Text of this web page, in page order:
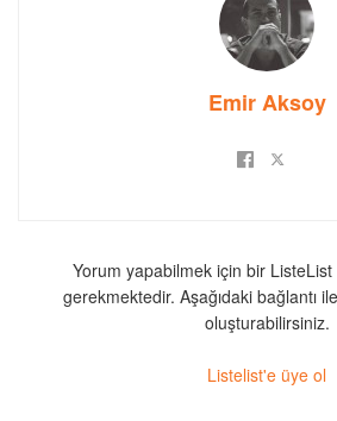
Emir Aksoy
Yorum yapabilmek için bir ListeList
gerekmektedir. Aşağıdaki bağlantı
oluşturabilirsiniz.
Listelist'e üye ol